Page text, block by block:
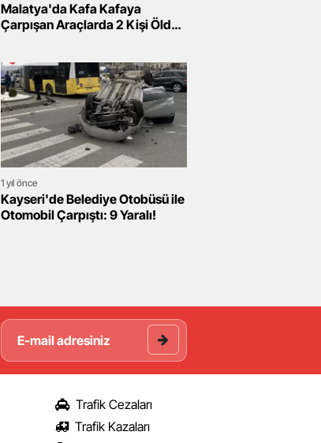
Malatya'da Kafa Kafaya
Çarpışan Araçlarda 2 Kişi Öldü,
1 yıl önce
Kayseri'de Belediye Otobüsü ile
Otomobil Çarpıştı: 9 Yaralı!
Trafik Cezaları
Trafik Kazaları